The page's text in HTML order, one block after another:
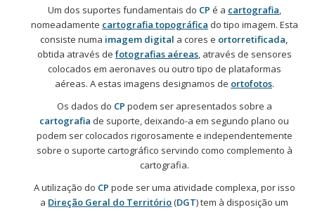
Um dos suportes fundamentais do CP é a cartografia,
nomeadamente cartografia topográfica do tipo imagem. Esta
consiste numa imagem digital a cores e ortorretificada,
obtida através de fotografias aéreas, através de sensores
colocados em aeronaves ou outro tipo de plataformas
aéreas. A estas imagens designamos de ortofotos.
Os dados do CP podem ser apresentados sobre a
cartografia de suporte, deixando-a em segundo plano ou
podem ser colocados rigorosamente e independentemente
sobre o suporte cartográfico servindo como complemento à
cartografia.
A utilização do CP pode ser uma atividade complexa, por isso
a Direção Geral do Território(DGT) tem à disposição um